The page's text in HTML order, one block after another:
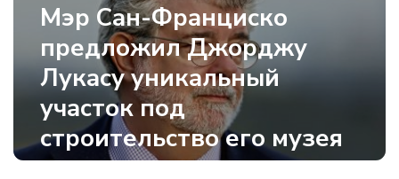
Мэр Сан-Франциско
предложил Джорджу
Лукасу уникальный
участок под
строительство его музея